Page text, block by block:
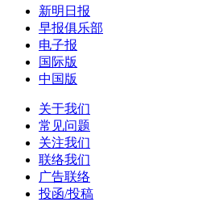
新明日报
早报俱乐部
电子报
国际版
中国版
关于我们
常见问题
关注我们
联络我们
广告联络
投函/投稿